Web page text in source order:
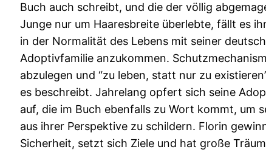
i
e
b
t
M
e
n
g
Buch auch schreibt, und die der völlig
Junge nur um Haaresbreite überlebte, fällt es
in der Normalität des Lebens mit seiner
Adoptivfamilie anzukommen.
abzulegen und “zu leben, statt nur zu
es beschreibt. Jahrelang opfert sich seine
auf, die im Buch ebenfalls zu Wort kommt, um
aus ihrer Perspektive zu schildern. Florin
Sicherheit, setzt sich Ziele und hat große